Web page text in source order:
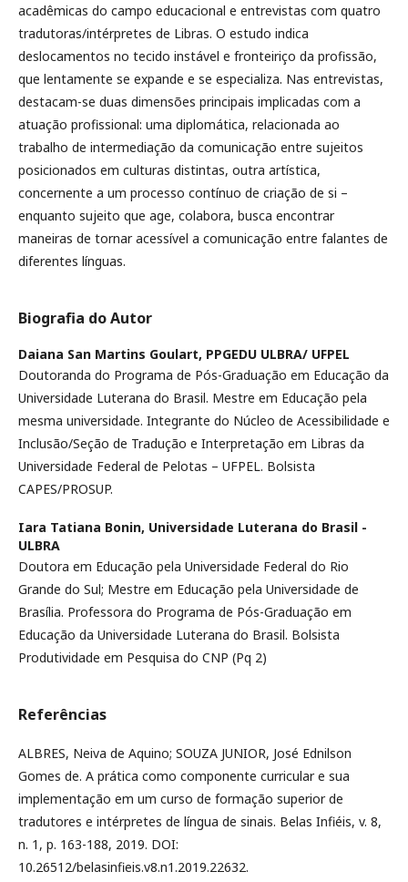
acadêmicas do campo educacional e entrevistas com quatro
tradutoras/intérpretes de Libras. O estudo indica
deslocamentos no tecido instável e fronteiriço da profissão,
que lentamente se expande e se especializa. Nas entrevistas,
destacam-se duas dimensões principais implicadas com a
atuação profissional: uma diplomática, relacionada ao
trabalho de intermediação da comunicação entre sujeitos
posicionados em culturas distintas, outra artística,
concernente a um processo contínuo de criação de si –
enquanto sujeito que age, colabora, busca encontrar
maneiras de tornar acessível a comunicação entre falantes de
diferentes línguas.
Biografia do Autor
Daiana San Martins Goulart, PPGEDU ULBRA/ UFPEL
Doutoranda do Programa de Pós-Graduação em Educação da
Universidade Luterana do Brasil. Mestre em Educação pela
mesma universidade. Integrante do Núcleo de Acessibilidade e
Inclusão/Seção de Tradução e Interpretação em Libras da
Universidade Federal de Pelotas – UFPEL. Bolsista
CAPES/PROSUP.
Iara Tatiana Bonin, Universidade Luterana do Brasil -
ULBRA
Doutora em Educação pela Universidade Federal do Rio
Grande do Sul; Mestre em Educação pela Universidade de
Brasília. Professora do Programa de Pós-Graduação em
Educação da Universidade Luterana do Brasil. Bolsista
Produtividade em Pesquisa do CNP (Pq 2)
Referências
ALBRES, Neiva de Aquino; SOUZA JUNIOR, José Ednilson
Gomes de. A prática como componente curricular e sua
implementação em um curso de formação superior de
tradutores e intérpretes de língua de sinais. Belas Infiéis, v. 8,
n. 1, p. 163-188, 2019. DOI:
10.26512/belasinfieis.v8.n1.2019.22632.